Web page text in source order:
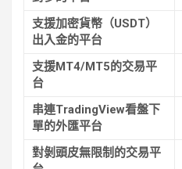
支援加密貨幣（USDT）
出入金的平台
支援MT4/MT5的交易平
台
串連TradingView看盤下
單的外匯平台
對剝頭皮無限制的交易平